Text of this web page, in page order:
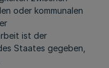
oder kommunalen
ist der
Staates gegeben,